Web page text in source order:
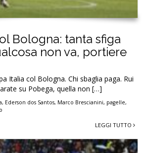
Bologna: tanta sfiga
non va, portiere
Italia col Bologna. Chi sbaglia paga. Rui
su Pobega, quella non […]
, Ederson dos Santos, Marco Brescianini, pagelle,
LEGGI TUTTO